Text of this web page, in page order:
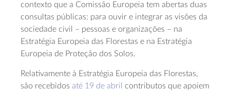
contexto que a Comissão Europeia tem abertas duas
consultas públicas: para ouvir e integrar as visões da
sociedade civil – pessoas e organizações – na
Estratégia Europeia das Florestas e na Estratégia
Europeia de Proteção dos Solos.
Relativamente à Estratégia Europeia das Florestas,
são recebidos até 19 de abril
contributos que apoiem